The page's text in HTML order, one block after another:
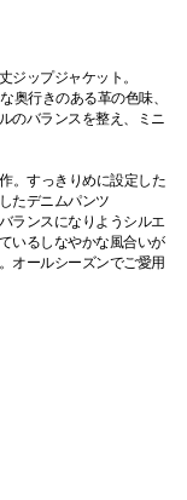
ップジャケット。
奥行きのある革の色味、
のバランスを整え、ミニ
。すっきりめに設定した
たデニムパンツ
ランスになりようシルエ
いるしなやかな風合いが
オールシーズンでご愛用